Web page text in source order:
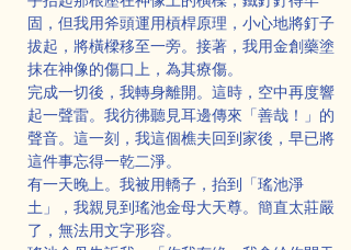
固，但我用斧頭運用槓桿原理，小心地將釘子
拔起，將橫樑移至一旁。接著，我用金創藥塗
抹在神像的傷口上，為其療傷。
完成一切後，我轉身離開。這時，空中再度響
起一聲雷。我彷彿聽見耳邊傳來「善哉！」的
聲音。這一刻，我這個樵夫回到家後，早已將
這件事忘得一乾二淨。
有一天晚上。我被用轎子，抬到「瑤池淨
土」，我親見到瑤池金母大天尊。簡直太莊嚴
了，無法用文字形容。